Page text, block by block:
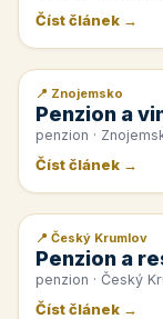
Číst článek →
📰 PR článek
📍 Znojemsko
Penzion a
penzion ·
Číst článek →
📰 PR článek
📍 Český Krumlov
Penzion a
penzion · Český
Číst článek →